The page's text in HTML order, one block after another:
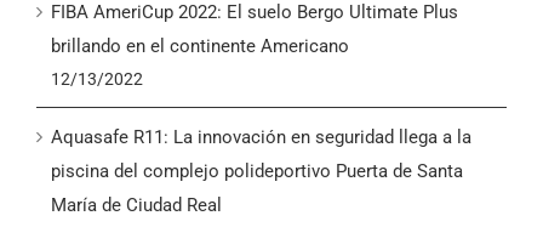
FIBA AmeriCup 2022: El suelo Bergo Ultimate Plus
brillando en el continente Americano
12/13/2022
Aquasafe R11: La innovación en seguridad llega a la
piscina del complejo polideportivo Puerta de Santa
María de Ciudad Real